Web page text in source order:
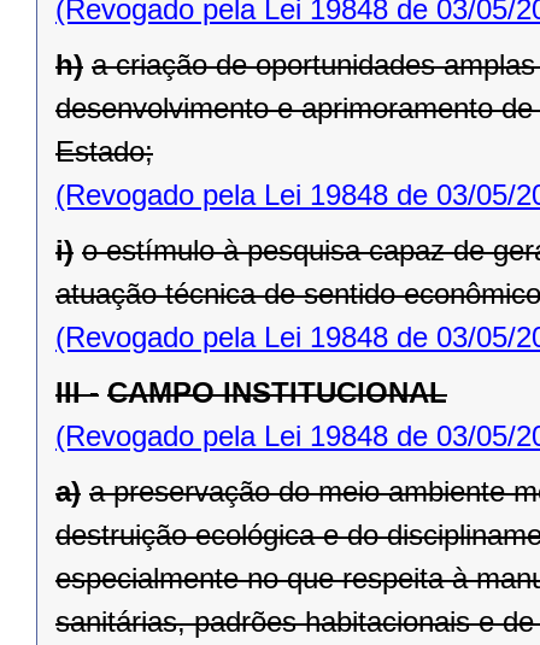
(Revogado pela Lei 19848 de 03/05/
h) a criação de oportunidades
desenvolvimento e aprimoramento
Estado;
(Revogado pela Lei 19848 de 03/05/
i) o estímulo à pesquisa capaz de
atuação técnica de sentido
(Revogado pela Lei 19848 de 03/05/
III - CAMPO INSTITUCIONAL
(Revogado pela Lei 19848 de 03/05/
a) a preservação do meio ambiente
destruição ecológica e do
especialmente no que respeita à
sanitárias, padrões habitacionais e